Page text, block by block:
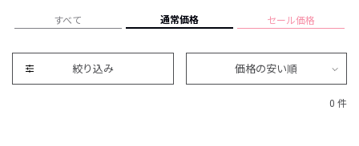
すべて 通常価格 セール価格
絞り込み 価格の安い順
0 件